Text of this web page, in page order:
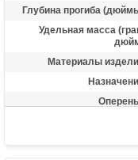
Глубина прогиба
Удельная масса
Материалы